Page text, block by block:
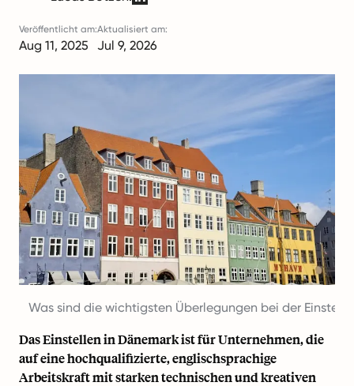
Veröffentlicht am:
Aug 11, 2025
Aktualisiert am:
Jul 9, 2026
Was sind die wichtigsten Überlegungen bei der
Das Einstellen in Dänemark ist für Unternehmen, die
auf eine hochqualifizierte, englischsprachige
Arbeitskraft mit starken technischen und kreativen